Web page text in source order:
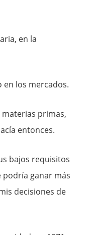
en la
en los mercados.
primas,
entonces.
bajos requisitos
podría ganar más
decisiones de